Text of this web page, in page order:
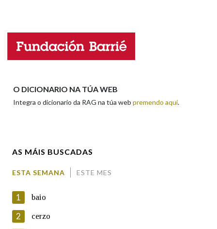
Nome
O DICIONARIO NA TÚA WEB
Integra o dicionario da RAG na túa web premendo aquí.
AS MÁIS BUSCADAS
ESTA SEMANA ESTE MES
1 baio
2 cerzo